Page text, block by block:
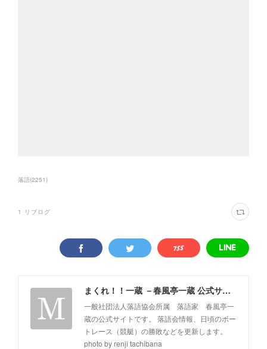
落語(2251)
1 リブログ
まくれ！！一蔵 －春風亭一蔵 公式サイト－
一般社団法人落語協会所属 落語家 春風亭一
蔵の公式サイトです。 落語会情報、日頃のボー
トレース（競艇）の勝敗などを更新します。
photo by renji tachibana